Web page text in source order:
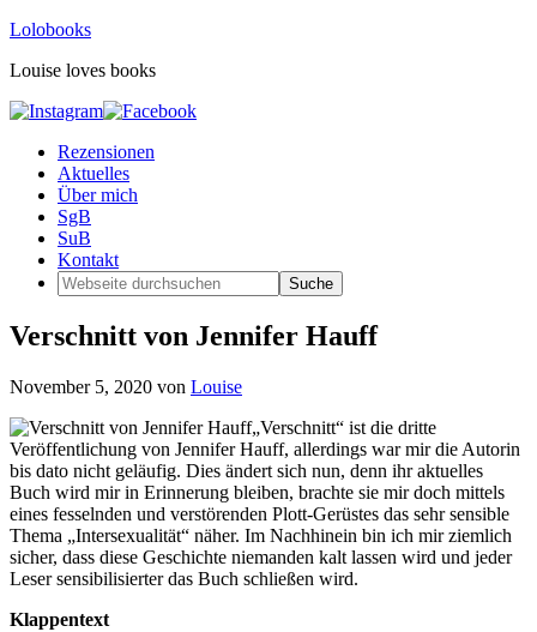
Lolobooks
Louise loves books
Rezensionen
Aktuelles
Über mich
SgB
SuB
Kontakt
Verschnitt von Jennifer Hauff
November 5, 2020 von Louise
„Verschnitt“ ist die dritte
Veröffentlichung von Jennifer Hauff, allerdings war mir die Autorin
bis dato nicht geläufig. Dies ändert sich nun, denn ihr aktuelles
Buch wird mir in Erinnerung bleiben, brachte sie mir doch mittels
eines fesselnden und verstörenden Plott-Gerüstes das sehr sensible
Thema „Intersexualität“ näher. Im Nachhinein bin ich mir ziemlich
sicher, dass diese Geschichte niemanden kalt lassen wird und jeder
Leser sensibilisierter das Buch schließen wird.
Klappentext